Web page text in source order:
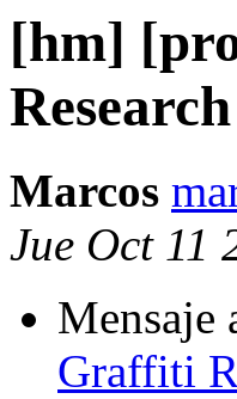
[hm]
Marcos
Jue Oct 11
Mensaje
Graffiti